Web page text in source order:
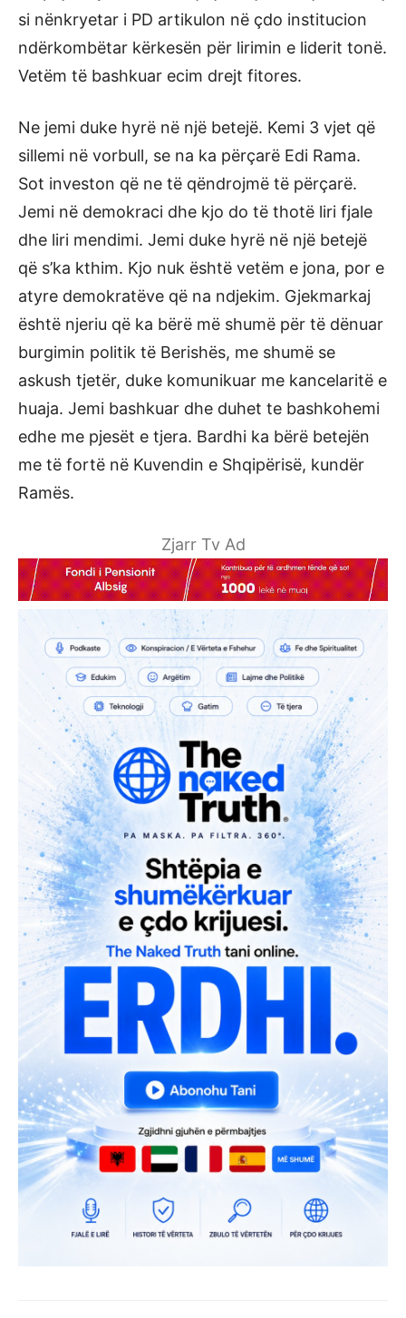
si nënkryetar i PD artikulon në çdo institucion
ndërkombëtar kërkesën për lirimin e liderit tonë.
Vetëm të bashkuar ecim drejt fitores.
Ne jemi duke hyrë në një betejë. Kemi 3 vjet që
sillemi në vorbull, se na ka përçarë Edi Rama.
Sot investon që ne të qëndrojmë të përçarë.
Jemi në demokraci dhe kjo do të thotë liri fjale
dhe liri mendimi. Jemi duke hyrë në një betejë
që s’ka kthim. Kjo nuk është vetëm e jona, por e
atyre demokratëve që na ndjekim. Gjekmarkaj
është njeriu që ka bërë më shumë për të dënuar
burgimin politik të Berishës, me shumë se
askush tjetër, duke komunikuar me kancelaritë e
huaja. Jemi bashkuar dhe duhet te bashkohemi
edhe me pjesët e tjera. Bardhi ka bërë betejën
me të fortë në Kuvendin e Shqipërisë, kundër
Ramës.
Zjarr Tv Ad